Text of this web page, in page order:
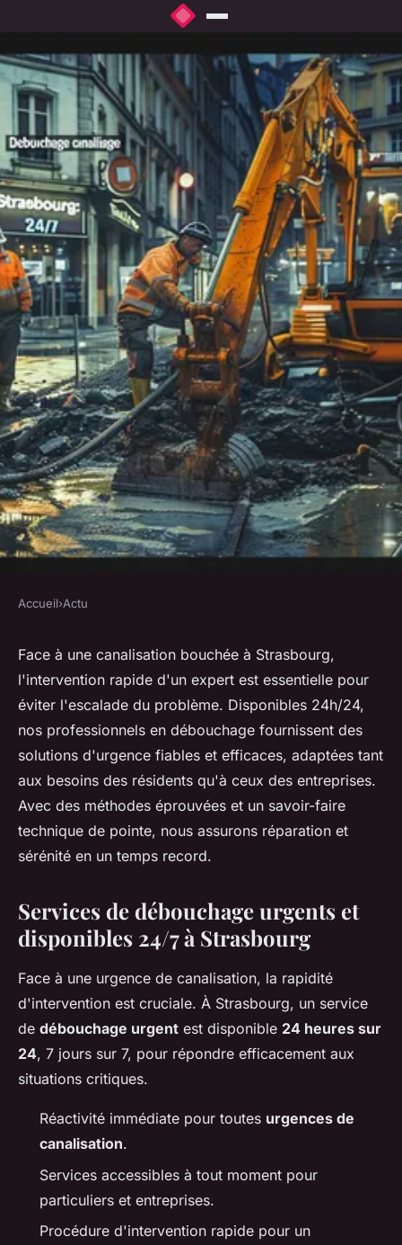
Débouchage canalisation à
Strasbourg : expert 24/7
Mathilde•23 avril 2024•2 min de lecture
Accueil›Actu
Face à une canalisation bouchée à Strasbourg,
l'intervention rapide d'un expert est essentielle pour
éviter l'escalade du problème. Disponibles 24h/24,
nos professionnels en débouchage fournissent des
solutions d'urgence fiables et efficaces, adaptées tant
aux besoins des résidents qu'à ceux des entreprises.
Avec des méthodes éprouvées et un savoir-faire
technique de pointe, nous assurons réparation et
sérénité en un temps record.
Services de débouchage urgents et
disponibles 24/7 à Strasbourg
Face à une urgence de canalisation, la rapidité
d'intervention est cruciale. À Strasbourg, un service
de débouchage urgent est disponible 24 heures sur
24, 7 jours sur 7, pour répondre efficacement aux
situations critiques.
Réactivité immédiate pour toutes urgences de
canalisation.
Services accessibles à tout moment pour
particuliers et entreprises.
Procédure d'intervention rapide pour un